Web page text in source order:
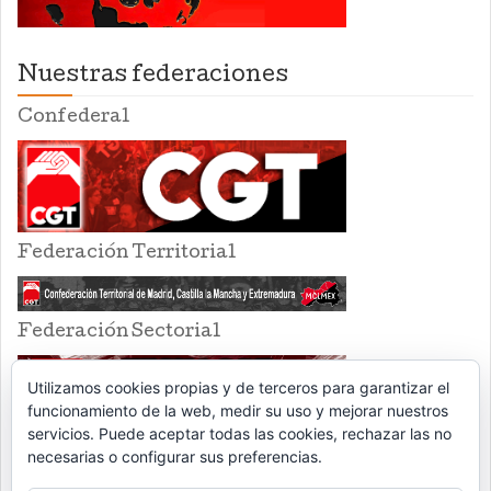
Nuestras federaciones
Confederal
Federación Territorial
Federación Sectorial
Utilizamos cookies propias y de terceros para garantizar el
funcionamiento de la web, medir su uso y mejorar nuestros
servicios. Puede aceptar todas las cookies, rechazar las no
necesarias o configurar sus preferencias.